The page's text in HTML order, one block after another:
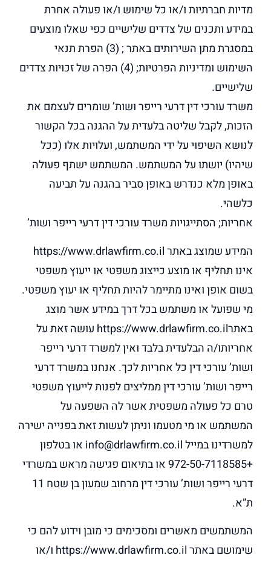
מדיות חברתיות ו/או כל שימוש ו/או פעולה אחרת
במידע ותכנים של צדדים שלישיים כפי שאלו מוצעים
במסגרת מתן השירותים באתר ; (3) הפרת תנאי
השימוש ומדיניות הפרטיות; (4) הפרה של זכויות צדדים
שלישיים.
משרד עורכי דין דרעי רייפר ושות’ שומרים לעצמם את
הזכות, לקבל שליטה בלעדית על ההגנה בכל הקשור
לנושא השיפוי על ידי המשתמש, ועלויות אלו (ככל
שיהיו) יושתו על המשתמש. המשתמש ישתף פעולה
באופן מלא כנדרש באופן סביר בהגנה על תביעה
כלשהי.
אחריות; הסתייגויות משרד עורכי דין דרעי רייפר ושות’
המידע שמוצג באתר https://www.drlawfirm.co.il
אינו תחליף או מוצע כייצוג משפטי או ייעוץ משפטי
בשום אופן ואינו מתיימר להיות תחליף או יעוץ משפטי.
מי שפועל או משתמש בכל דרך במידע אשר מוצג
באתרhttps://www.drlawfirm.co.il עושה זאת על
אחריותו/ה הבלעדית בלבד ואין למשרד דרעי רייפר
ושות’ עורכי דין כל אחריות לכך. אנחנו במשרד דרעי
רייפר ושות’ עורכי דין ממליצים לפנות לייעוץ משפטי
טרם כל פעולה משפטית אשר לה השפעה על
המשתמש או מי מטעמו וניתן לעשות זאת בפנייה ישירה
למשרדינו במייל info@drlawfirm.co.il או בטלפון
+972-50-7118585 או בתיאום פגישה מראש במשרדי
דרעי רייפר ושות’ עורכי דין מרחוב שמעון בן שטח 11
ת”א.
המשתמשים מאשרים ומסכימים כי מובן וידוע להם כי
שימושם באתר https://www.drlawfirm.co.il ו/או